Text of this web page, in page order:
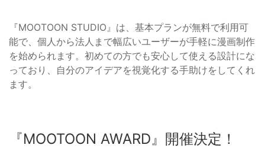
『MOOTOON STUDIO』は、基本プランが無料で利用可
能で、個人から法人まで幅広いユーザーが手軽に漫画制作
を始められます。初めての方でも安心して使える設計にな
っており、自分のアイデアを視覚化する手助けをしてくれ
ます。
『MOOTOON AWARD』開催決定！